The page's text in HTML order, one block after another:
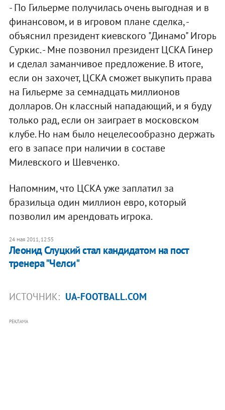
- По Гильерме получилась очень выгодная и в
финансовом, и в игровом плане сделка, -
объяснил президент киевского "Динамо" Игорь
Суркис. - Мне позвонил президент ЦСКА Гинер
и сделал заманчивое предложение. В итоге,
если он захочет, ЦСКА сможет выкупить права
на Гильерме за семнадцать миллионов
долларов. Он классный нападающий, и я буду
только рад, если он заиграет в московском
клубе. Но нам было нецелесообразно держать
его в запасе при наличии в составе
Милевского и Шевченко.
Напомним, что ЦСКА уже заплатил за
бразильца один миллион евро, который
позволил им арендовать игрока.
24 мая 2011, 12:55
Леонид Слуцкий стал кандидатом на пост
тренера "Челси"
ИСТОЧНИК: UA-FOOTBALL.COM
РЕКЛАМА